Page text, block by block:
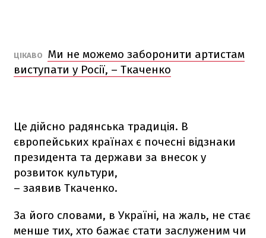
ЦІКАВО
Ми не можемо заборонити артистам
виступати у Росії, – Ткаченко
Це дійсно радянська традиція. В
європейських країнах є почесні відзнаки
президента та держави за внесок у
розвиток культури,
– заявив Ткаченко.
За його словами, в Україні, на жаль, не стає
менше тих, хто бажає стати заслуженим чи